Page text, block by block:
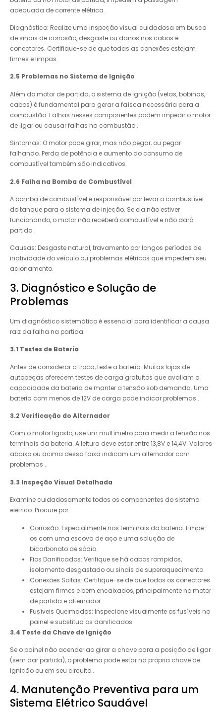
adequada de corrente elétrica .
Diagnóstico: Realize uma inspeção visual cuidadosa em busca
de sinais de corrosão, desgaste ou danos nos cabos e
conectores. Certifique-se de que todas as conexões estejam
firmes e limpas.
2.5 Problemas no Sistema de Ignição
Além do motor de partida, o sistema de ignição (velas, bobinas,
cabos) é fundamental para gerar a faísca necessária para a
combustão. Falhas nesses componentes podem impedir o motor
de ligar ou causar falhas na combustão .
Sintomas: O motor pode girar, mas não pegar, ou pegar
falhando. Perda de potência e aumento do consumo de
combustível também são indicativos.
2.6 Falha na Bomba de Combustível
A bomba de combustível é responsável por levar o combustível
do tanque para o sistema de injeção. Se ela não estiver
funcionando, o motor não receberá combustível e não dará
partida .
Causas: Desgaste natural, travamento por longos períodos de
inatividade do veículo ou problemas elétricos que impedem seu
acionamento.
3. Diagnóstico e Solução de
Problemas
Um diagnóstico sistemático é essencial para identificar a causa
raiz da falha na partida.
3.1 Testes de Bateria
Antes de considerar a troca, teste a bateria. Muitas lojas de
autopeças oferecem testes de carga gratuitos que avaliam a
capacidade da bateria de manter a tensão sob demanda. Uma
bateria com menos de 12V de carga pode indicar problemas .
3.2 Verificação do Alternador
Com o motor ligado, use um multímetro para medir a tensão nos
terminais da bateria. A leitura deve estar entre 13,8V e 14,4V. Valores
abaixo ou acima dessa faixa indicam um alternador com
problemas .
3.3 Inspeção Visual Detalhada
Examine cuidadosamente todos os componentes do sistema
elétrico. Procure por:
Corrosão: Especialmente nos terminais da bateria. Limpe-
os com uma escova de aço e uma solução de
bicarbonato de sódio.
Fios Danificados: Verifique se há cabos rompidos,
isolamento desgastado ou sinais de superaquecimento.
Conexões Soltas: Certifique-se de que todos os conectores
estejam firmes e bem encaixados, principalmente no motor
de partida e alternador.
Fusíveis Queimados: Inspecione visualmente os fusíveis no
painel e substitua os danificados.
3.4 Teste da Chave de Ignição
Se o painel não acender ao girar a chave para a posição de ligar
(sem dar partida), o problema pode estar na própria chave de
ignição ou em seu circuito .
4. Manutenção Preventiva para um
Sistema Elétrico Saudável